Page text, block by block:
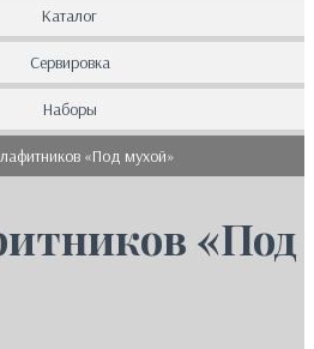
Каталог
Сервировка
Наборы
«Под мухой»
«Под